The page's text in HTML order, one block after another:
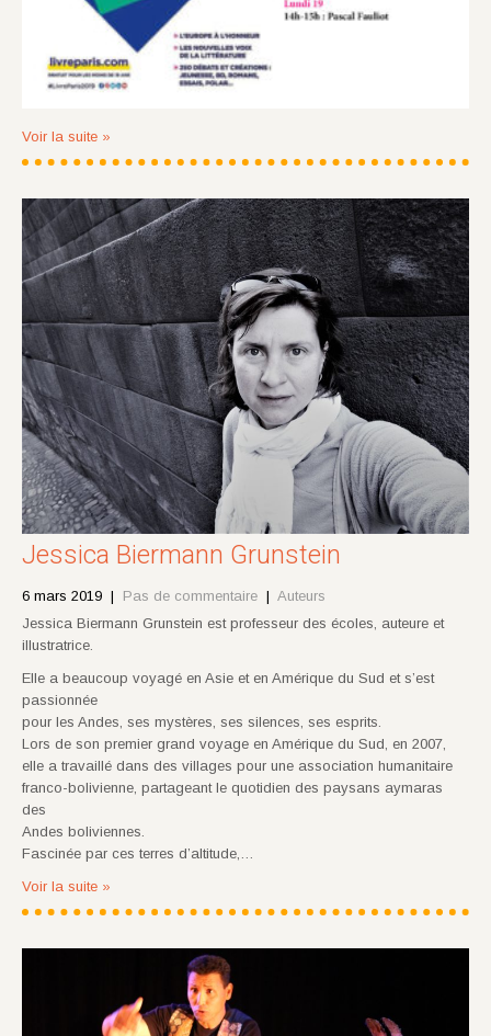
Voir la suite »
Jessica Biermann Grunstein
6 mars 2019 | Pas de commentaire | Auteurs
Jessica Biermann Grunstein est professeur des écoles, auteure et
illustratrice.
Elle a beaucoup voyagé en Asie et en Amérique du Sud et s’est
passionnée
pour les Andes, ses mystères, ses silences, ses esprits.
Lors de son premier grand voyage en Amérique du Sud, en 2007,
elle a travaillé dans des villages pour une association humanitaire
franco-bolivienne, partageant le quotidien des paysans aymaras
des
Andes boliviennes.
Fascinée par ces terres d’altitude,…
Voir la suite »